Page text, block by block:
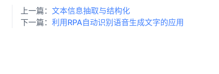
上一篇： 文本信息抽取与结构化
下一篇： 利用RPA自动识别语音生成文字的应用